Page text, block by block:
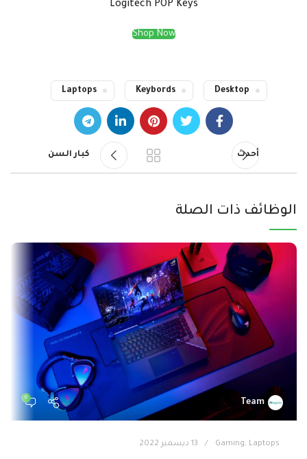
Logitech POP Keys
Shop Now
Desktop
Keybords
Laptops
أحدث كبار السن
الوظائف ذات الصلة
Team
0
Gaming, Laptops 13 ديسمبر 2022